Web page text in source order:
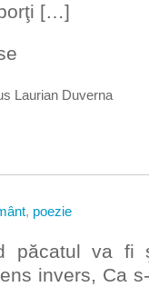
[…]
mesianic
Laurian Duverna
, poezie
păcatul va fi
invers, Ca